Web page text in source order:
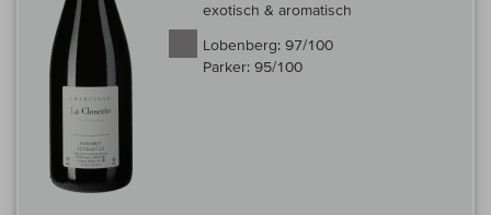
exotisch & aromatisch
Lobenberg: 97/100
Parker: 95/100